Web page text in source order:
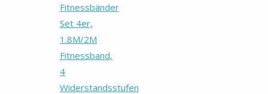
Fitnessbänder
Set 4er,
1.8M/2M
Fitnessband,
4
Widerstandsstufen